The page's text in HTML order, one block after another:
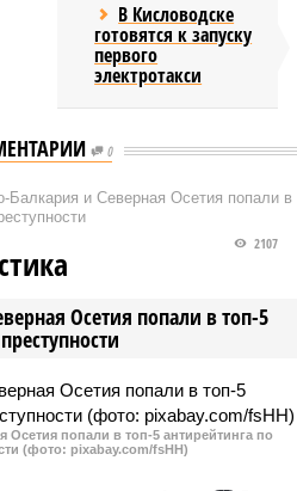
В Кисловодске
готовятся к запуску
первого
электротакси
0
Балкария и Северная Осетия попали в
Осетия попали в топ-5
2107
попали в топ-5 антирейтинга по
(фото: pixabay.com/fsHH)